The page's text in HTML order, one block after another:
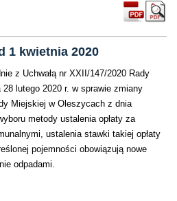
1 kwietnia 2020
z Uchwałą nr XXII/147/2020 Rady
lutego 2020 r. w sprawie zmiany
Miejskiej w Oleszycach z dnia
metody ustalenia opłaty za
ustalenia stawki takiej opłaty
pojemności obowiązują nowe
odpadami.